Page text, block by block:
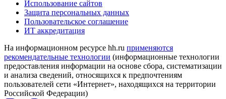
Использование сайтов
Защита персональных данных
Пользовательское соглашение
ИТ аккредитация
На информационном ресурсе hh.ru применяются
рекомендательные технологии (информационные технологии
предоставления информации на основе сбора, систематизации
и анализа сведений, относящихся к предпочтениям
пользователей сети «Интернет», находящихся на территории
Российской Федерации)